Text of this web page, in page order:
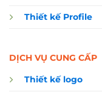
Thiết kế Profile
DỊCH VỤ CUNG CẤP
Thiết kế logo